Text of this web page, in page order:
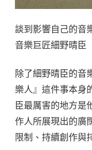
談到影響自己的音
音樂巨匠細野晴臣
除了細野晴臣的音
樂人』這件事本身
臣最厲害的地方是
作人所展現出的廣
限制、持續創作與